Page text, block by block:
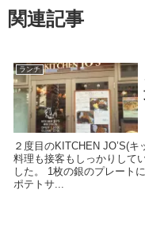
関連記事
ランチ
２度目のKITCHEN JO’S(
料理も接客もしっかりして
した。 1枚の銀のプレート
ポテトサ...